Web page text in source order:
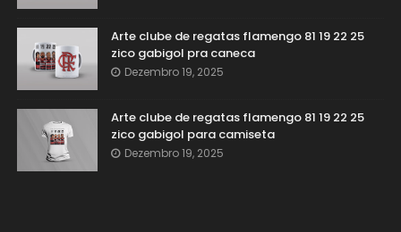
Arte clube de regatas flamengo 81 19 22 25
zico gabigol pra caneca
Dezembro 19, 2025
Arte clube de regatas flamengo 81 19 22 25
zico gabigol para camiseta
Dezembro 19, 2025